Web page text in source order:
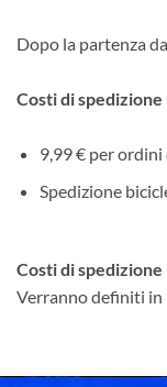
Dopo la partenza
Costi di spedizione
9,99 € per
Spedizione
Costi di
Verranno definiti in